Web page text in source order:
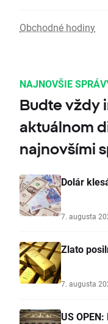
Obchodné hodiny
NAJNOVŠIE
Budte vždy
aktuálnom
najnovšími
Dolár
7. augusta
Zlato
7. augusta
US